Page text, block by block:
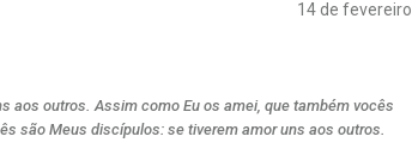
14 de fevereiro
aos outros. Assim como Eu os amei, que também vocês
são Meus discípulos: se tiverem amor uns aos outros.